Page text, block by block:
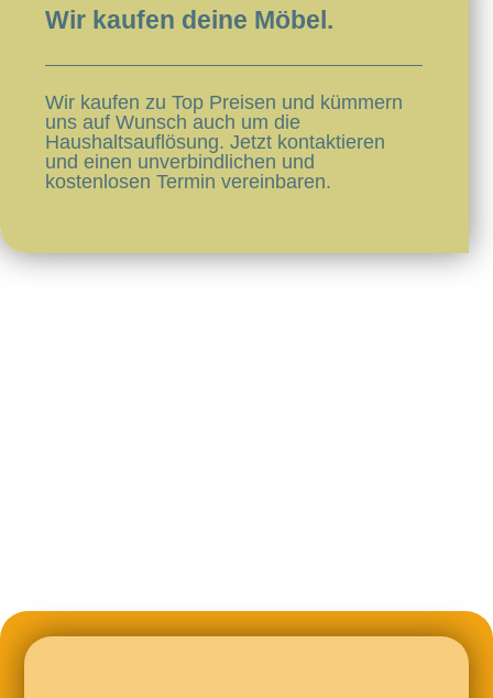
Wir kaufen deine Möbel.​​
Wir kaufen zu Top Preisen und kümmern
uns auf Wunsch auch um die
Haushaltsauflösung. Jetzt kontaktieren
und einen unverbindlichen und
kostenlosen Termin vereinbaren.